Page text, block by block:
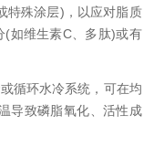
特殊涂层)，以应对脂质
(如维生素C、多肽)或有
循环水冷系统，可在均
导致磷脂氧化、活性成